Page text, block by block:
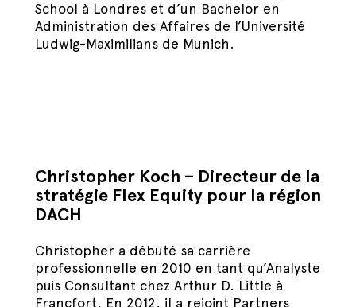
School à Londres et d’un Bachelor en
Administration des Affaires de l’Université
Ludwig-Maximilians de Munich.
Christopher Koch – Directeur de la
stratégie Flex Equity pour la région
DACH
Christopher a débuté sa carrière
professionnelle en 2010 en tant qu’Analyste
puis Consultant chez Arthur D. Little à
Francfort. En 2012, il a rejoint Partners